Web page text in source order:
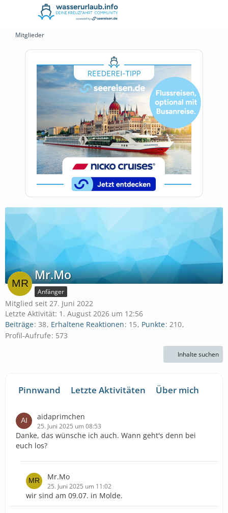
Mitglieder
Mr.Mo
Anfänger
Mitglied seit 27. Juni 2022
Letzte Aktivität: 1. August 2026 um 12:56
Beiträge 38 Erhaltene Reaktionen 15 Punkte 210
Profil-Aufrufe 573
Inhalte suchen
Pinnwand Letzte Aktivitäten Über mich
aidaprimchen
25. Juni 2025 um 08:53
Danke, das wünsche ich auch. Wann geht's denn bei
euch los?
Mr.Mo
25. Juni 2025 um 11:02
wir sind am 09.07. in Molde.